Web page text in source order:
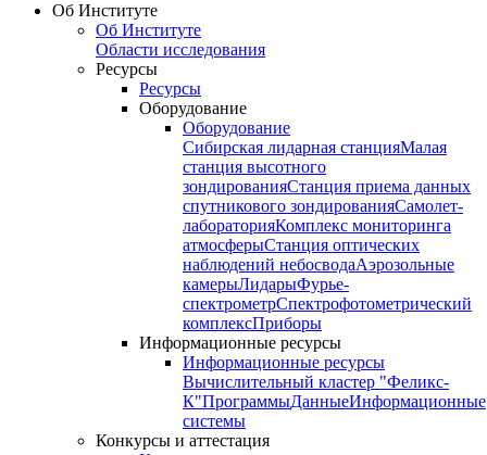
Об Институте
Об Институте
Области исследования
Ресурсы
Ресурсы
Оборудование
Оборудование
Сибирская лидарная станцияМалая
станция высотного
зондированияСтанция приема данных
спутникового зондированияСамолет-
лабораторияКомплекс мониторинга
атмосферыСтанция оптических
наблюдений небосводаАэрозольные
камерыЛидарыФурье-
спектрометрСпектрофотометрический
комплексПриборы
Информационные ресурсы
Информационные ресурсы
Вычислительный кластер "Феликс-
К"ПрограммыДанныеИнформационные
системы
Конкурсы и аттестация